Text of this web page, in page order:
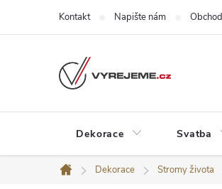
Kontakt Napište nám
Dekorace Svatba
Domů
Dekorace Stromy života